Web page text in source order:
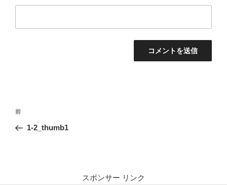
投
ナ
前
の
前
1-2_thumb1
スポンサー リンク